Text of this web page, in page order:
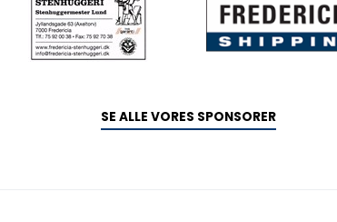
SE ALLE VORES SPONSORER